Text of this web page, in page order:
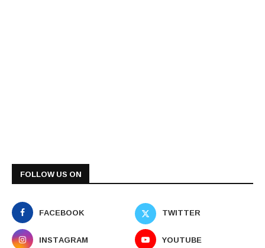
FOLLOW US ON
FACEBOOK
TWITTER
INSTAGRAM
YOUTUBE